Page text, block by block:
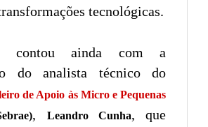
tecnológicas.
contou ainda com a
do analista técnico do
de Apoio às Micro e Pequenas
, Leandro Cunha, que